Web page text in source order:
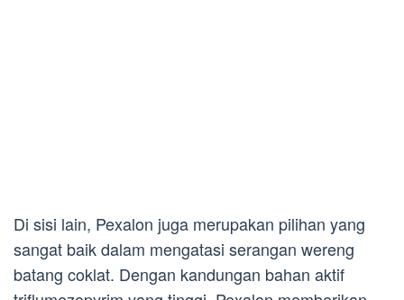
Di sisi lain, Pexalon juga merupakan pilihan yang
sangat baik dalam mengatasi serangan wereng
batang coklat. Dengan kandungan bahan aktif